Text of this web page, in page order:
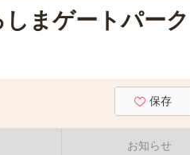
まゲートパーク
保存
お知らせ